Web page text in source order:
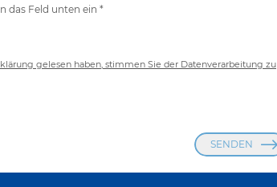
das Feld unten ein *
gelesen haben, stimmen Sie der Datenverarbeitung zu
SENDEN